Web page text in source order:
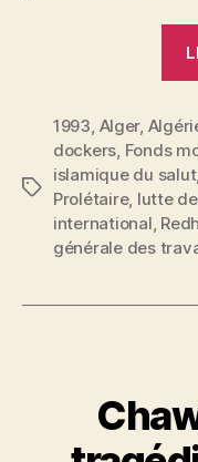
Étiquettes
1993, Alger,
dockers, Fonds
islamique du salut,
Prolétaire, lutte
international,
générale des